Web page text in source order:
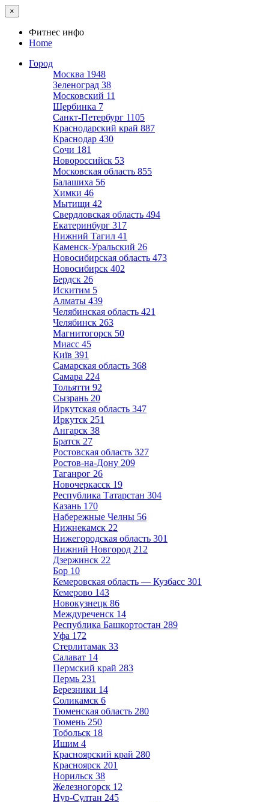
×
Фитнес инфо
Home
Город
Москва 1948
Зеленоград 38
Московский 11
Щербинка 7
Санкт-Петербург 1105
Краснодарский край 887
Краснодар 430
Сочи 181
Новороссийск 53
Московская область 855
Балашиха 56
Химки 46
Мытищи 42
Свердловская область 494
Екатеринбург 317
Нижний Тагил 41
Каменск-Уральский 26
Новосибирская область 473
Новосибирск 402
Бердск 26
Искитим 5
Алматы 439
Челябинская область 421
Челябинск 263
Магнитогорск 50
Миасс 45
Київ 391
Самарская область 368
Самара 224
Тольятти 92
Сызрань 20
Иркутская область 347
Иркутск 251
Ангарск 38
Братск 27
Ростовская область 327
Ростов-на-Дону 209
Таганрог 26
Новочеркасск 19
Республика Татарстан 304
Казань 170
Набережные Челны 56
Нижнекамск 22
Нижегородская область 301
Нижний Новгород 212
Дзержинск 22
Бор 10
Кемеровская область — Кузбасс 301
Кемерово 143
Новокузнецк 86
Междуреченск 14
Республика Башкортостан 289
Уфа 172
Стерлитамак 33
Салават 14
Пермский край 283
Пермь 231
Березники 14
Соликамск 6
Тюменская область 280
Тюмень 250
Тобольск 18
Ишим 4
Красноярский край 280
Красноярск 201
Норильск 38
Железногорск 12
Нур-Султан 245